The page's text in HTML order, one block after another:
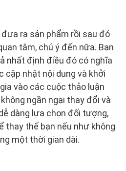
đưa ra sản phẩm rồi sau đó
tâm, chú ý đến nữa. Bạn
nhất định điều đó có nghĩa
cập nhật nội dung và khởi
vào các cuộc thảo luận
ngần ngại thay đổi và
dàng lựa chọn đối tượng,
thay thế bạn nếu như không
một thời gian dài.